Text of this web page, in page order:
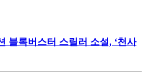
블록버스터 스릴러 소설, ‘천사